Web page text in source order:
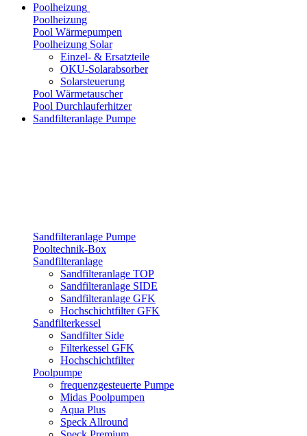
Poolheizung
Poolheizung
Pool Wärmepumpen
Poolheizung Solar
Einzel- & Ersatzteile
OKU-Solarabsorber
Solarsteuerung
Pool Wärmetauscher
Pool Durchlauferhitzer
Sandfilteranlage Pumpe
Sandfilteranlage Pumpe
Pooltechnik-Box
Sandfilteranlage
Sandfilteranlage TOP
Sandfilteranlage SIDE
Sandfilteranlage GFK
Hochschichtfilter GFK
Sandfilterkessel
Sandfilter Side
Filterkessel GFK
Hochschichtfilter
Poolpumpe
frequenzgesteuerte Pumpe
Midas Poolpumpen
Aqua Plus
Speck Allround